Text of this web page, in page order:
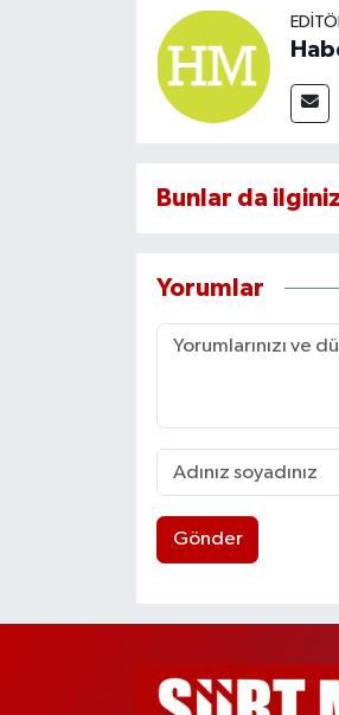
Bunlar da
Yorumlar
Gönder